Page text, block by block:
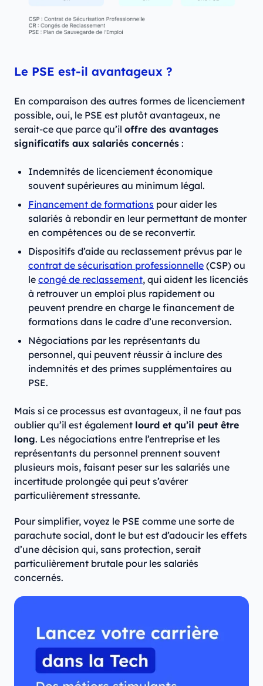
Le PSE est-il avantageux ?
En comparaison des autres formes de licenciement
possible, oui, le PSE est plutôt avantageux, ne
serait-ce que parce qu’il offre des avantages
significatifs aux salariés concernés :
Indemnités de licenciement économique
souvent supérieures au minimum légal.
Financement de formations pour aider les
salariés à rebondir en leur permettant de monter
en compétences ou de se reconvertir.
Dispositifs d’aide au reclassement prévus par le
contrat de sécurisation professionnelle (CSP) ou
le congé de reclassement, qui aident les licenciés
à retrouver un emploi plus rapidement ou
peuvent prendre en charge le financement de
formations dans le cadre d’une reconversion.
Négociations par les représentants du
personnel, qui peuvent réussir à inclure des
indemnités et des primes supplémentaires au
PSE.
Mais si ce processus est avantageux, il ne faut pas
oublier qu’il est également lourd et qu’il peut être
long. Les négociations entre l’entreprise et les
représentants du personnel prennent souvent
plusieurs mois, faisant peser sur les salariés une
incertitude prolongée qui peut s’avérer
particulièrement stressante.
Pour simplifier, voyez le PSE comme une sorte de
parachute social, dont le but est d’adoucir les effets
d’une décision qui, sans protection, serait
particulièrement brutale pour les salariés
concernés.